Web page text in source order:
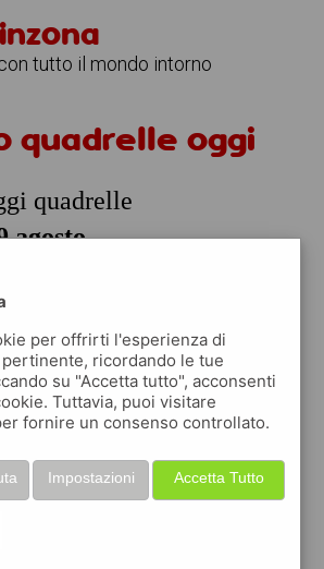
tutto il mondo intorno
quadrelle oggi
quadrelle
agosto
sereno
24° min26° max
75 % 1.83 km/h
cielo
28°
62 % 1.37 km/h 0 %
per offrirti l'esperienza di
ricordando le tue
su "Accetta tutto", acconsenti
Tuttavia, puoi visitare
fornire un consenso controllato.
Accetta Tutto
Impostazioni